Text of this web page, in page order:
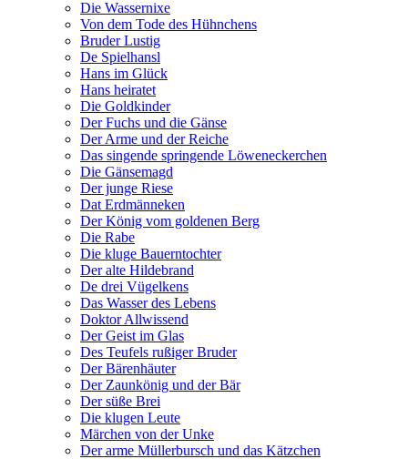
Die Wassernixe
Von dem Tode des Hühnchens
Bruder Lustig
De Spielhansl
Hans im Glück
Hans heiratet
Die Goldkinder
Der Fuchs und die Gänse
Der Arme und der Reiche
Das singende springende Löweneckerchen
Die Gänsemagd
Der junge Riese
Dat Erdmänneken
Der König vom goldenen Berg
Die Rabe
Die kluge Bauerntochter
Der alte Hildebrand
De drei Vügelkens
Das Wasser des Lebens
Doktor Allwissend
Der Geist im Glas
Des Teufels rußiger Bruder
Der Bärenhäuter
Der Zaunkönig und der Bär
Der süße Brei
Die klugen Leute
Märchen von der Unke
Der arme Müllerbursch und das Kätzchen